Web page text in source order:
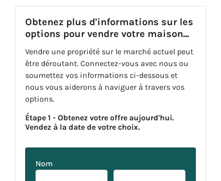
Obtenez plus d'informations sur les
options pour vendre votre maison...
Vendre une propriété sur le marché actuel peut
être déroutant. Connectez-vous avec nous ou
soumettez vos informations ci-dessous et
nous vous aiderons à naviguer à travers vos
options.
Étape 1 - Obtenez votre offre aujourd'hui.
Vendez à la date de votre choix.
Nom